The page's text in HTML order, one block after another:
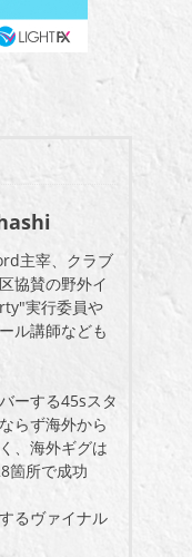
主宰、クラブ
協賛の野外イ
実行委員や
ル講師なども
ーする45sスタ
らず海外から
、海外ギグは
箇所で成功
るヴァイナル